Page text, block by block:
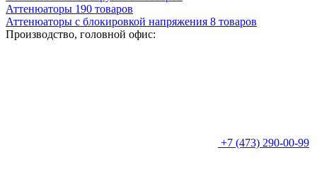
Аттенюаторы 190 товаров
Аттенюаторы с блокировкой напряжения 8 товаров
Производство, головной офис:
+7 (473) 290-00-99